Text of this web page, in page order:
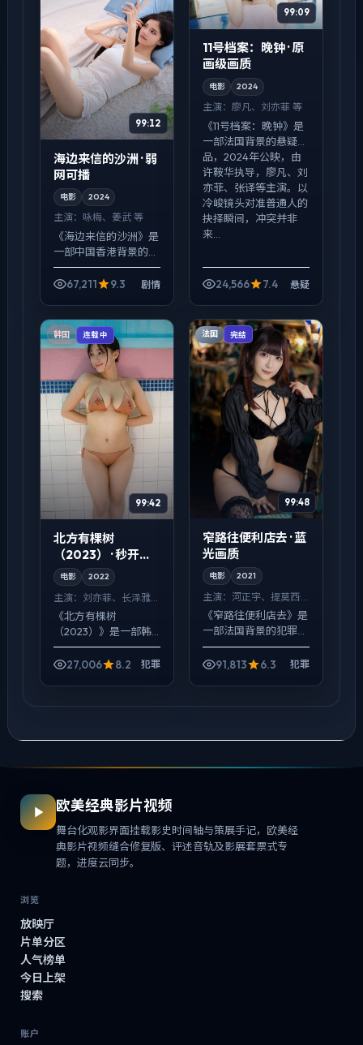
99:12
海边来信的沙洲 · 弱
网可播
电影 2024
主演：咏梅、姜武 等
《海边来信的沙洲》是
一部中国香港背景的剧
情作品，2024年公
映，由林超贤执导，咏
面反而以环境声托情
绪，动...
67,211 9.3 剧情
99:09
11号档案：晚钟 · 原
画级画质
电影 2024
主演：廖凡、刘亦菲 等
《11号档案：晚钟》是
一部法国背景的悬疑作
品，2024年公映，由
许鞍华执导，廖凡、刘
亦菲、张译等主演。以
冷峻镜头对准普通人的
抉择瞬间，冲突并非
来...
24,566 7.4 悬疑
韩国 连载中
99:42
北方有棵树
（2023） · 秒开即
播电影 2022
主演： 刘亦菲、长泽雅
美 等
《北方有棵树
（2023）》是一部韩
国背景的犯罪作品，
2022年公映，由林超
27,006 8.2 犯罪
法国 完结
99:48
窄路往便利店去 · 蓝
光画质
电影 2021
主演： 河正宇、提莫西·
查拉梅 等
《窄路往便利店去》是
一部法国背景的犯罪作
品，2021年公映，由洪
常秀执导，河正宇、提
91,813 6.3 犯罪
欧美经典影片视频
舞台化观影界面挂载影史时间轴与策展手记，欧美经
典影片视频缝合修复版、评述音轨及影展套票式专
题，进度云同步。
浏览
放映厅
片单分区
人气榜单
今日上架
搜索
账户